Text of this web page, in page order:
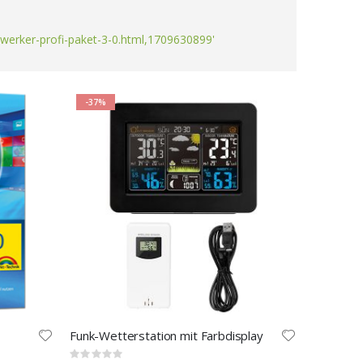
profi-paket-3-0.html,1709630899'
-37%
Funk-Wetterstation mit Farbdisplay
Rating: